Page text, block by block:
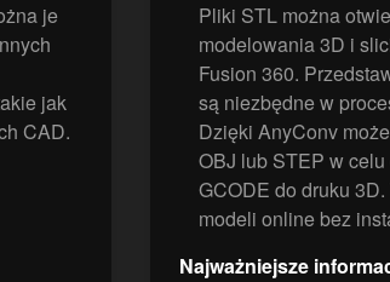
je
jak
CAD.
Pliki STL można
modelowania 3D i
Fusion 360.
są niezbędne w
Dzięki AnyConv
OBJ lub STEP w
GCODE do druku
modeli online bez
Najważniejsze